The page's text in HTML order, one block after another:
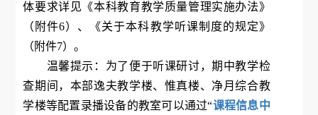
体要求详见《本科教育教学质量管理实施办法》
（附件6）、《关于本科教学听课制度的规定》
（附件7）。
温馨提示：为了便于听课研讨，期中教学检
查期间，本部逸夫教学楼、惟真楼、净月综合教
学楼等配置录播设备的教室可以通过“课程信息中